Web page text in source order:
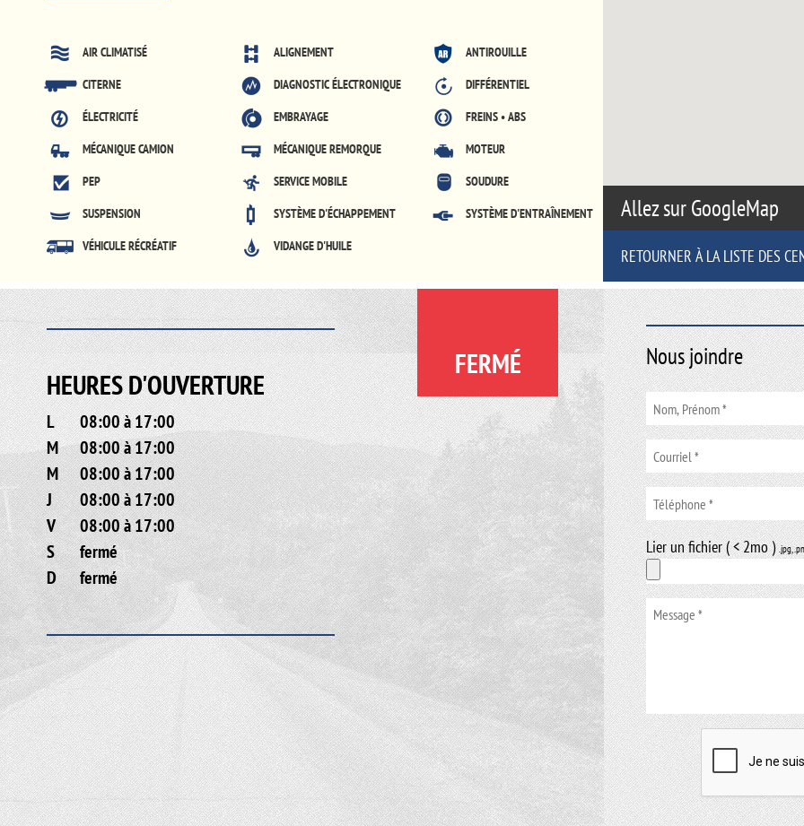
AIR CLIMATISÉ ALIGNEMENT
ANTIROUILLE
CITERNE
DIAGNOSTIC ÉLECTRONIQUE
DIFFÉRENTIEL
ÉLECTRICITÉ
EMBRAYAGE
FREINS • ABS
MÉCANIQUE CAMION
MÉCANIQUE REMORQUE
MOTEUR
PEP
SERVICE MOBILE
SOUDURE
SUSPENSION
SYSTÈME D'ÉCHAPPEMENT
SYSTÈME D'ENTRAÎNEMENT
VÉHICULE RÉCRÉATIF
VIDANGE D'HUILE
Allez sur GoogleMap
RETOURNER À LA LISTE DES
FERMÉ
HEURES D'OUVERTURE
L
08:00 à 17:00
M
08:00 à 17:00
M
08:00 à 17:00
J
08:00 à 17:00
V
08:00 à 17:00
S
fermé
D
fermé
Nous joindre
Lier un fichier ( < 2mo ).jpg,